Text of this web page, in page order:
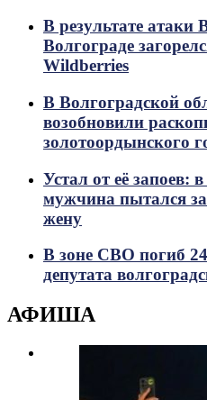
В результате атаки
Волгограде
Wildberries
В Волгоградской
возобновили
золотоордынского
Устал от её запоев:
мужчина пытался
жену
В зоне СВО погиб
депутата
АФИША